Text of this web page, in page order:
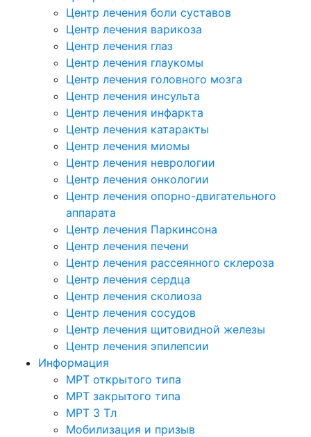
Центр лечения боли суставов
Центр лечения варикоза
Центр лечения глаз
Центр лечения глаукомы
Центр лечения головного мозга
Центр лечения инсульта
Центр лечения инфаркта
Центр лечения катаракты
Центр лечения миомы
Центр лечения неврологии
Центр лечения онкологии
Центр лечения опорно-двигательного
аппарата
Центр лечения Паркинсона
Центр лечения печени
Центр лечения рассеянного склероза
Центр лечения сердца
Центр лечения сколиоза
Центр лечения сосудов
Центр лечения щитовидной железы
Центр лечения эпилепсии
Информация
МРТ открытого типа
МРТ закрытого типа
МРТ 3 Тл
Мобилизация и призыв